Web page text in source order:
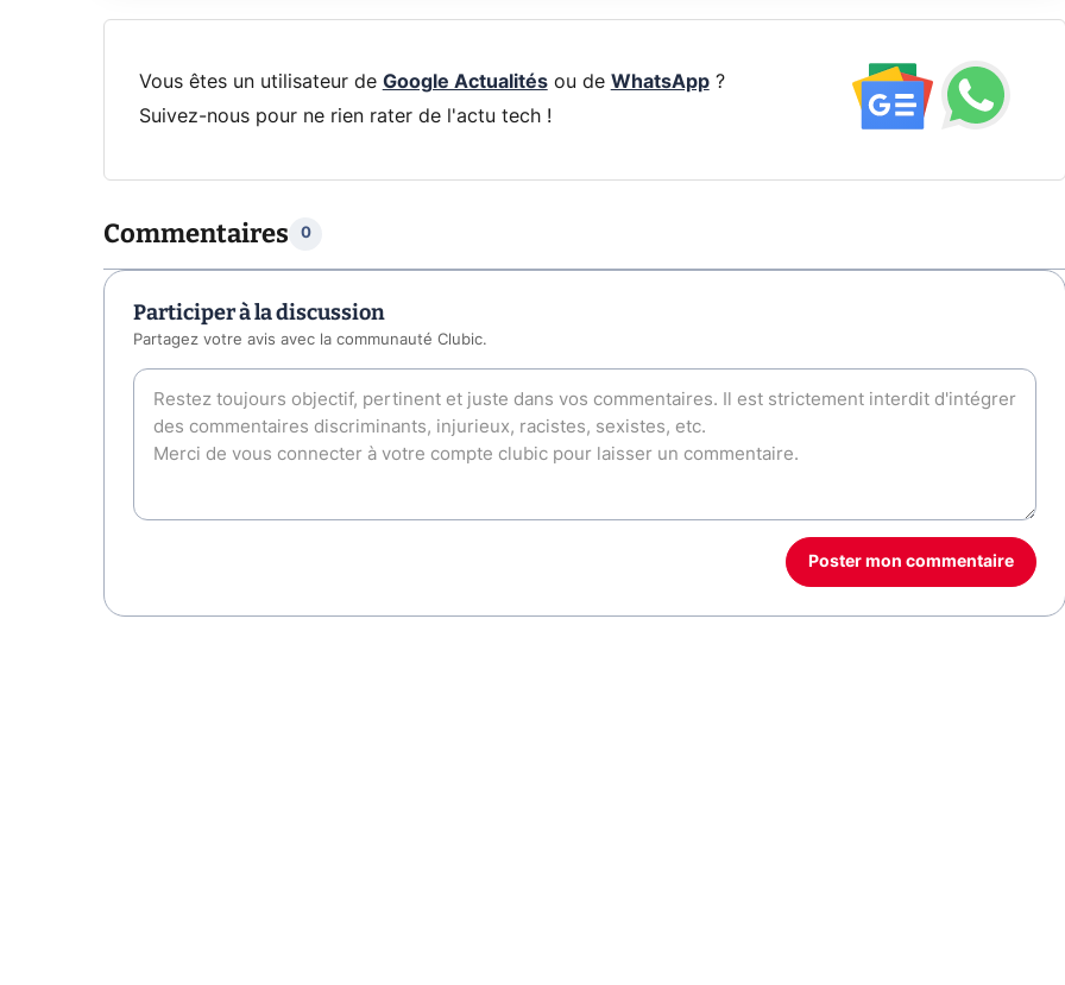
Vous êtes un utilisateur de Google Actualitésou de WhatsApp?
Suivez-nous pour ne rien rater de l'actu tech !
Commentaires 0
Participer à la discussion
Partagez votre avis avec la communauté Clubic.
Poster mon commentaire